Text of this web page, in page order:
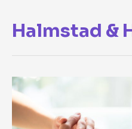
Halmstad &